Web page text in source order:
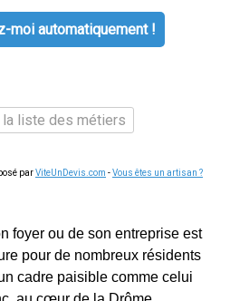
moi automatiquement !
la liste des métiers
parViteUnDevis.com -Vous êtes un artisan ?
foyer ou de son entreprise est
pour de nombreux résidents
cadre paisible comme celui